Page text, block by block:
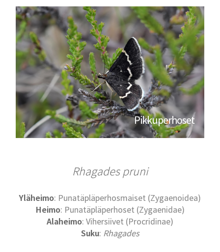
Pikkuperhoset
Rhagades pruni
Yläheimo: Punatäpläperhosmaiset (Zygaenoidea)
Heimo: Punatäpläperhoset (Zygaenidae)
Alaheimo: Vihersiivet (Procridinae)
Suku: Rhagades